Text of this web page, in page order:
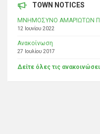
TOWN NOTICES
ΜΝΗΜΟΣΥΝΟ ΑΜΑΡΙΩΤΩΝ
12 Ιουνίου 2022
Ανακοίνωση
27 Ιουλίου 2017
Δείτε όλες τις